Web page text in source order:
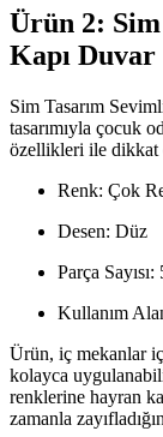
Ürün 2:
Kapı Duvar
Sim Tasarım
tasarımıyla çocuk
özellikleri ile dikkat
Renk: Çok
Desen: Düz
Parça Sayısı:
Kullanım
Ürün, iç mekanlar
kolayca
renklerine hayran
zamanla